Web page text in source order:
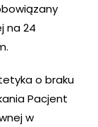
na 24
o braku
Pacjent
w